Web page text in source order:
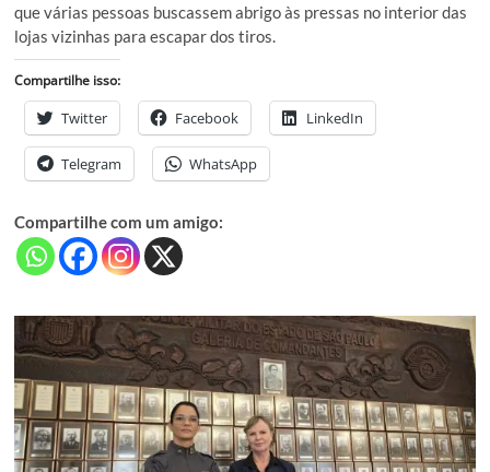
que várias pessoas buscassem abrigo às pressas no interior das
lojas vizinhas para escapar dos tiros.
Compartilhe isso:
Twitter Facebook LinkedIn
Telegram WhatsApp
Compartilhe com um amigo: